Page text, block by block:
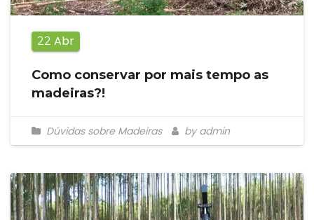
22 Abr
Como conservar por mais tempo as
madeiras?!
Dúvidas sobre Madeiras by admin